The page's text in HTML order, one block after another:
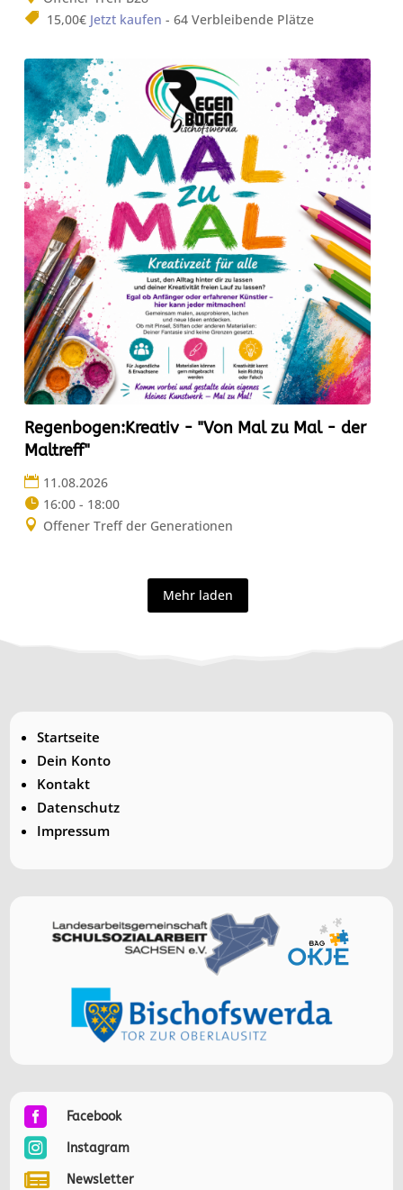
15,00€ Jetzt kaufen - 64 Verbleibende Plätze
Regenbogen:Kreativ - "Von Mal zu Mal - der
Maltreff"
11.08.2026
16:00 - 18:00
Offener Treff der Generationen
Mehr laden
Startseite
Dein Konto
Kontakt
Datenschutz
Impressum
 Facebook
 Instagram
 Newsletter